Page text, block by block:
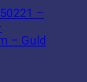
–
– Guld